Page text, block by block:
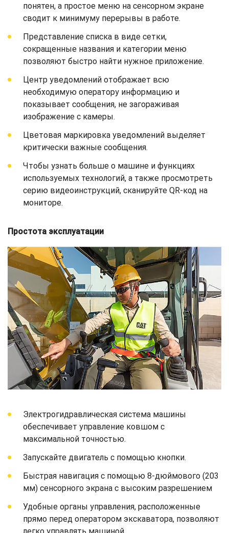
понятен, а простое меню на сенсорном экране
сводит к минимуму перерывы в работе.
Представление списка в виде сетки,
сокращенные названия и категории меню
позволяют быстро найти нужное приложение.
Центр уведомлений отображает всю
необходимую оператору информацию и
показывает сообщения, не загораживая
изображение с камеры.
Цветовая маркировка уведомлений выделяет
критически важные сообщения.
Чтобы узнать больше о машине и функциях
используемых технологий, а также просмотреть
серию видеоинструкций, сканируйте QR-код на
мониторе.
Простота эксплуатации
Электрогидравлическая система машины
обеспечивает управление ковшом c
максимальной точностью.
Запускайте двигатель с помощью кнопки.
Быстрая навигация с помощью 8-дюймового (203
мм) сенсорного экрана с высоким разрешением
Удобные органы управления, расположенные
прямо перед оператором экскаватора, позволяют